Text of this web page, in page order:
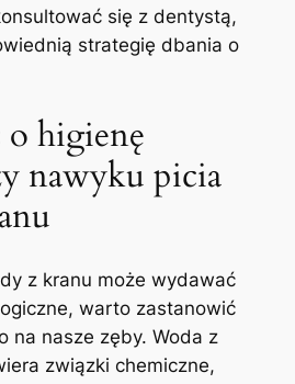
⁢się z dentystą,⁢
​strategię ⁤dbania ​o
o higienę
nawyku picia
​z kranu może ⁢wydawać
warto zastanowić
na nasze zęby. Woda‍ z
związki‌ chemiczne,